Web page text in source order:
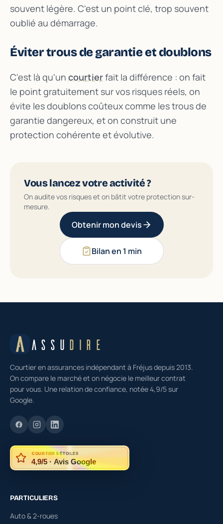
souvent légère. C'est un point clé, trop souvent
oublié au démarrage.
Éviter trous de garantie et doublons
C'est là qu'un courtierfait la différence : on fait
le point gratuitement sur vos risques réels, on
évite les doublons coûteux comme les trous de
garantie dangereux, et on construit une
protection cohérente et évolutive.
Vous lancez votre activité ?
On audite vos risques et on bâtit votre protection sur-
mesure.
Obtenir mon devis
Bilan en 1 min
ASSU DIRE
Courtier en assurances indépendant à Fréjus depuis 2013.
On compare le marché et on négocie le meilleur contrat
pour vous. Une relation de confiance, notée 4,9/5 sur
Google.
COURTIER 5 ÉTOILES
4,9/5 · Avis Google
PARTICULIERS
Auto & 2-roues